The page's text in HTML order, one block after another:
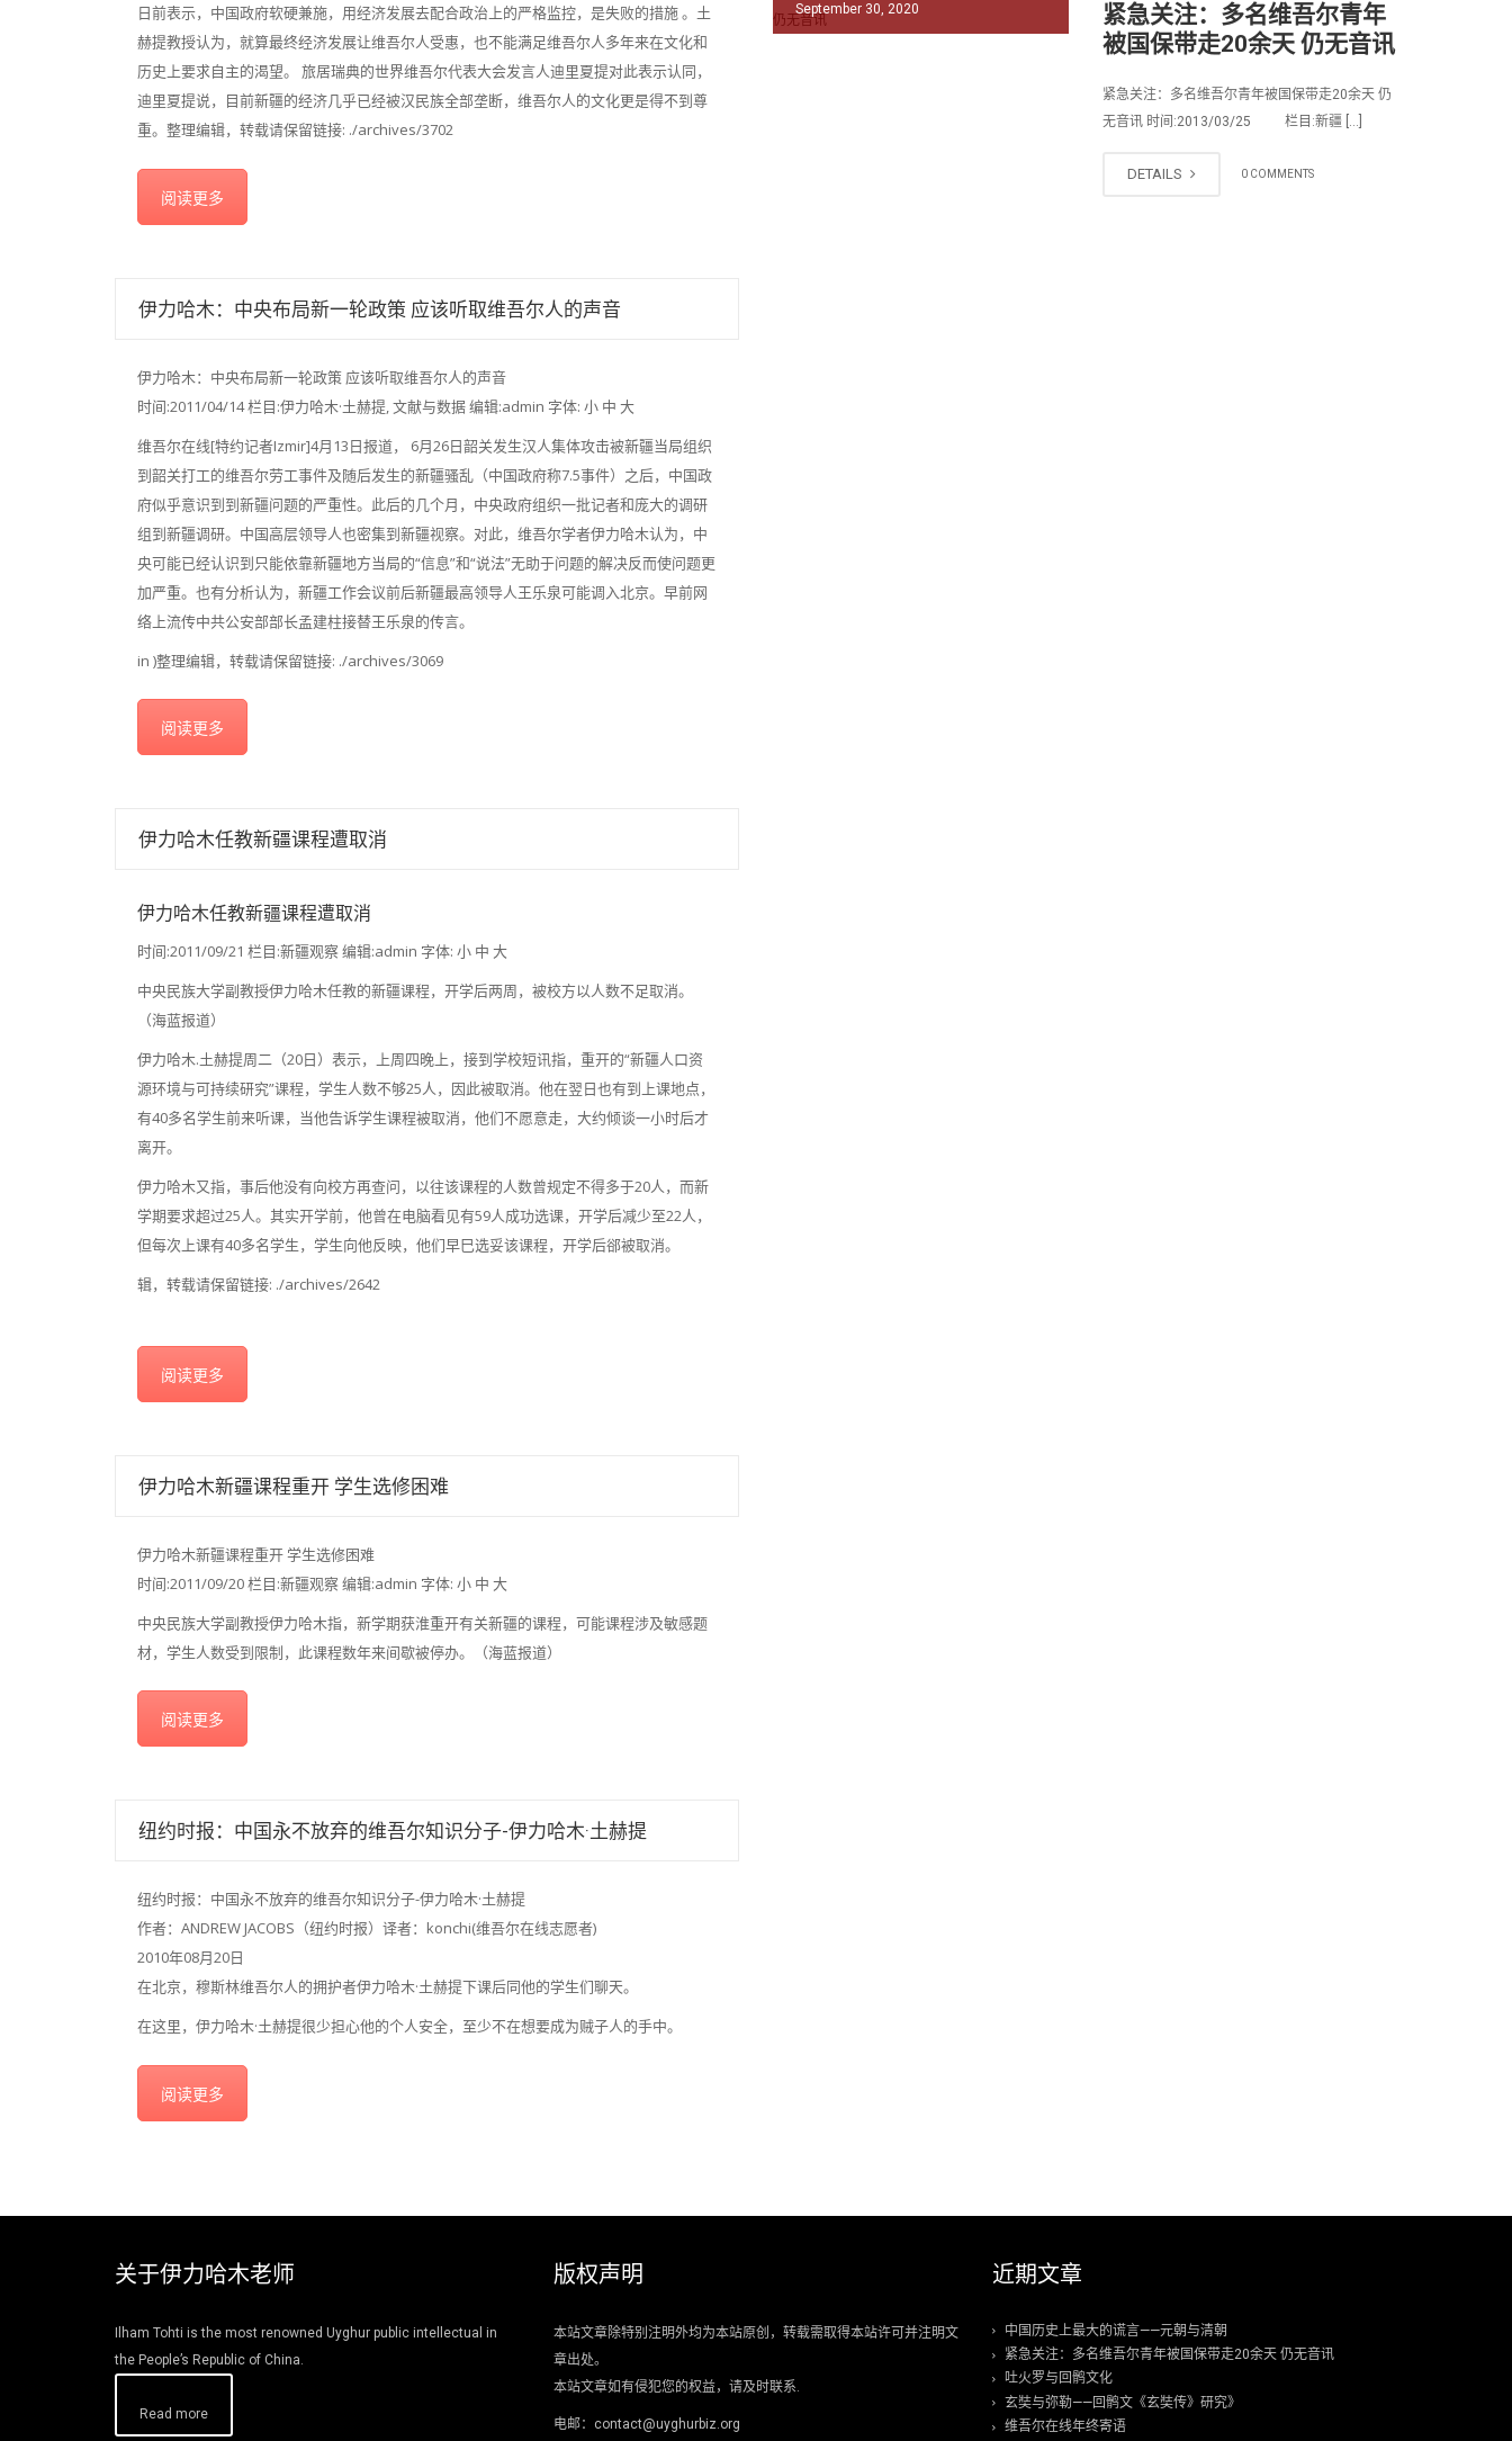
日前表示，中国政府软硬兼施，用经济发展去配合政治上的严格监控，是失败的措施 。土
赫提教授认为，就算最终经济发展让维吾尔人受惠，也不能满足维吾尔人多年来在文化和
历史上要求自主的渴望。 旅居瑞典的世界维吾尔代表大会发言人迪里夏提对此表示认同，
迪里夏提说，目前新疆的经济几乎已经被汉民族全部垄断，维吾尔人的文化更是得不到尊
重。整理编辑，转载请保留链接: ./archives/3702
阅读更多
伊力哈木：中央布局新一轮政策 应该听取维吾尔人的声音
伊力哈木：中央布局新一轮政策 应该听取维吾尔人的声音
时间:2011/04/14 栏目:伊力哈木·土赫提, 文献与数据 编辑:admin 字体: 小 中 大
维吾尔在线[特约记者Izmir]4月13日报道， 6月26日韶关发生汉人集体攻击被新疆当局组织
到韶关打工的维吾尔劳工事件及随后发生的新疆骚乱（中国政府称7.5事件）之后，中国政
府似乎意识到到新疆问题的严重性。此后的几个月，中央政府组织一批记者和庞大的调研
组到新疆调研。中国高层领导人也密集到新疆视察。对此，维吾尔学者伊力哈木认为，中
央可能已经认识到只能依靠新疆地方当局的“信息”和“说法”无助于问题的解决反而使问题更
加严重。也有分析认为，新疆工作会议前后新疆最高领导人王乐泉可能调入北京。早前网
络上流传中共公安部部长孟建柱接替王乐泉的传言。
in )整理编辑，转载请保留链接: ./archives/3069
阅读更多
伊力哈木任教新疆课程遭取消
伊力哈木任教新疆课程遭取消
时间:2011/09/21 栏目:新疆观察 编辑:admin 字体: 小 中 大
中央民族大学副教授伊力哈木任教的新疆课程，开学后两周，被校方以人数不足取消。
（海蓝报道）
伊力哈木.土赫提周二（20日）表示，上周四晚上，接到学校短讯指，重开的“新疆人口资
源环境与可持续研究”课程，学生人数不够25人，因此被取消。他在翌日也有到上课地点，
有40多名学生前来听课，当他告诉学生课程被取消，他们不愿意走，大约倾谈一小时后才
离开。
伊力哈木又指，事后他没有向校方再查问，以往该课程的人数曾规定不得多于20人，而新
学期要求超过25人。其实开学前，他曾在电脑看见有59人成功选课，开学后减少至22人，
但每次上课有40多名学生，学生向他反映，他们早巳选妥该课程，开学后郤被取消。
辑，转载请保留链接: ./archives/2642
阅读更多
伊力哈木新疆课程重开 学生选修困难
伊力哈木新疆课程重开 学生选修困难
时间:2011/09/20 栏目:新疆观察 编辑:admin 字体: 小 中 大
中央民族大学副教授伊力哈木指，新学期获淮重开有关新疆的课程，可能课程涉及敏感题
材，学生人数受到限制，此课程数年来间歇被停办。（海蓝报道）
阅读更多
纽约时报：中国永不放弃的维吾尔知识分子-伊力哈木·土赫提
纽约时报：中国永不放弃的维吾尔知识分子-伊力哈木·土赫提
作者：ANDREW JACOBS（纽约时报）译者：konchi(维吾尔在线志愿者)
2010年08月20日
在北京，穆斯林维吾尔人的拥护者伊力哈木·土赫提下课后同他的学生们聊天。
在这里，伊力哈木·土赫提很少担心他的个人安全，至少不在想要成为贼子人的手中。
阅读更多
September 30, 2020
紧急关注：多名维吾尔青年
被国保带走20余天 仍无音讯
紧急关注：多名维吾尔青年被国保带走20余天 仍
无音讯 时间:2013/03/25 栏目:新疆 […]
DETAILS 0 COMMENTS
关于伊力哈木老师
Ilham Tohti is the most renowned Uyghur public intellectual in
the People’s Republic of China.
Read more
版权声明
本站文章除特别注明外均为本站原创，转载需取得本站许可并注明文
章出处。
本站文章如有侵犯您的权益，请及时联系.
电邮：contact@uyghurbiz.org
近期文章
中国历史上最大的谎言——元朝与清朝
紧急关注：多名维吾尔青年被国保带走20余天 仍无音讯
吐火罗与回鹘文化
玄奘与弥勒——回鹘文《玄奘传》研究》
维吾尔在线年终寄语